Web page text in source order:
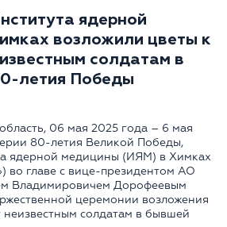
ядерной
возложили цветы к
солдатам в
летия Победы
06 мая 2025 года – 6 мая
80-летия Великой Победы,
ядерной медицины (ИЯМ) в Химках
главе с вице-президентом АО
Владимировичем Дорофеевым
церемонии возложения
неизвестным солдатам в бывшей